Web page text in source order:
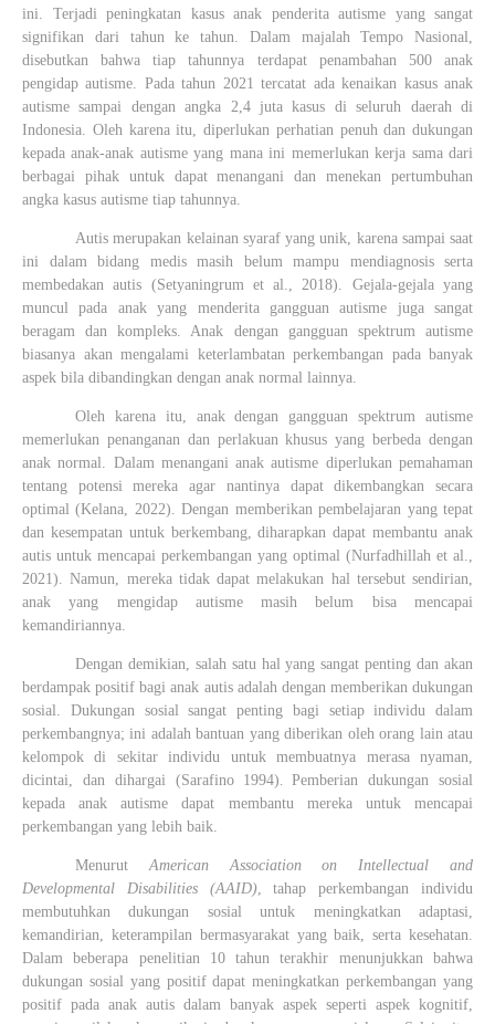
ini. Terjadi peningkatan kasus anak penderita autisme yang sangat
signifikan dari tahun ke tahun. Dalam majalah Tempo Nasional,
disebutkan bahwa tiap tahunnya terdapat penambahan 500 anak
pengidap autisme. Pada tahun 2021 tercatat ada kenaikan kasus anak
autisme sampai dengan angka 2,4 juta kasus di seluruh daerah di
Indonesia. Oleh karena itu, diperlukan perhatian penuh dan dukungan
kepada anak-anak autisme yang mana ini memerlukan kerja sama dari
berbagai pihak untuk dapat menangani dan menekan pertumbuhan
angka kasus autisme tiap tahunnya.
Autis merupakan kelainan syaraf yang unik, karena sampai saat
ini dalam bidang medis masih belum mampu mendiagnosis serta
membedakan autis (Setyaningrum et al., 2018). Gejala-gejala yang
muncul pada anak yang menderita gangguan autisme juga sangat
beragam dan kompleks. Anak dengan gangguan spektrum autisme
biasanya akan mengalami keterlambatan perkembangan pada banyak
aspek bila dibandingkan dengan anak normal lainnya.
Oleh karena itu, anak dengan gangguan spektrum autisme
memerlukan penanganan dan perlakuan khusus yang berbeda dengan
anak normal. Dalam menangani anak autisme diperlukan pemahaman
tentang potensi mereka agar nantinya dapat dikembangkan secara
optimal(Kelana, 2022). Dengan memberikan pembelajaran yang tepat
dan kesempatan untuk berkembang, diharapkan dapat membantu anak
autis untuk mencapai perkembangan yang optimal (Nurfadhillah et al.,
2021). Namun, mereka tidak dapat melakukan hal tersebut sendirian,
anak yang mengidap autisme masih belum bisa mencapai
kemandiriannya.
Dengan demikian, salah satu hal yang sangat penting dan akan
berdampak positif bagi anak autis adalah dengan memberikan dukungan
sosial. Dukungan sosial sangat penting bagi setiap individu dalam
perkembangnya; ini adalah bantuan yang diberikan oleh orang lain atau
kelompok di sekitar individu untuk membuatnya merasa nyaman,
dicintai, dan dihargai (Sarafino 1994).Pemberian dukungan sosial
kepada anak autisme dapat membantu mereka untuk mencapai
perkembangan yang lebih baik.
MenurutAmerican Association on Intellectual and
Developmental Disabilities (AAID), tahap perkembangan individu
membutuhkan dukungan sosial untuk meningkatkan adaptasi,
kemandirian, keterampilan bermasyarakat yang baik, serta kesehatan.
Dalam beberapa penelitian 10 tahun terakhir menunjukkan bahwa
dukungan sosial yang positif dapat meningkatkan perkembangan yang
positif pada anak autis dalam banyak aspek seperti aspek kognitif,